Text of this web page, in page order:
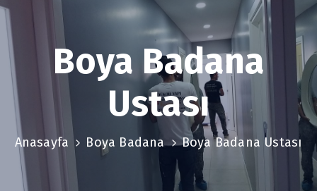
Boya Badana
Ustası
Anasayfa Boya Badana Boya Badana Ustası